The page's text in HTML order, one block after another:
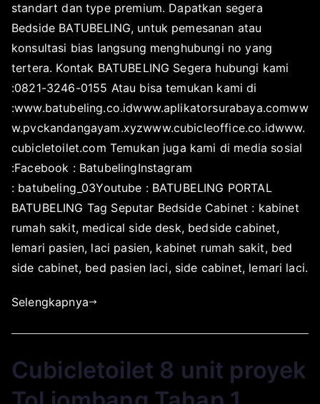
standart dan type premium. Dapatkan segera
Bedside BATUBELING, untuk pemesanan atau
konsultasi bias langsung menghubungi no yang
tertera. Kontak BATUBELING Segera hubungi kami
:0821-3246-0155 Atau bisa temukan kami di
:www.batubeling.co.idwww.aplikatorsurabaya.comww
w.pvckandangayam.xyzwww.cubicleoffice.co.idwww.
cubicletoilet.com Temukan juga kami di media sosial
:Facebook : BatubelingInstagram
: batubeling_03Youtube : BATUBELING PORTAL
BATUBELING Tag Seputar Bedside Cabinet : kabinet
rumah sakit, medical side desk, bedside cabinet,
lemari pasien, laci pasien, kabinet rumah sakit, bed
side cabinet, bed pasien laci, side cabinet, lemari laci.
Selengkapnya
Cubicletoilet 8 unit proyek